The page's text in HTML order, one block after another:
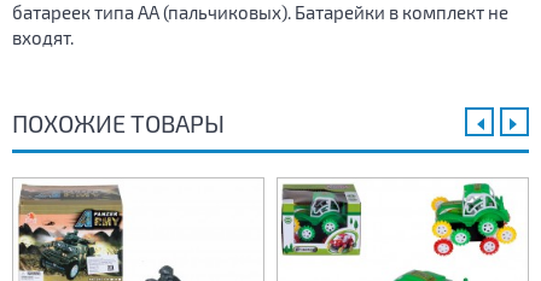
батареек типа АА (пальчиковых). Батарейки в комплект не
входят.
ПОХОЖИЕ ТОВАРЫ